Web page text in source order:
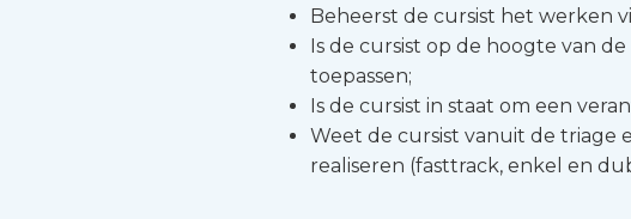
Beheerst de cursist het werken
Is de cursist op de hoogte van
toepassen;
Is de cursist in staat om een
Weet de cursist vanuit de triage
realiseren (fasttrack, enkel en